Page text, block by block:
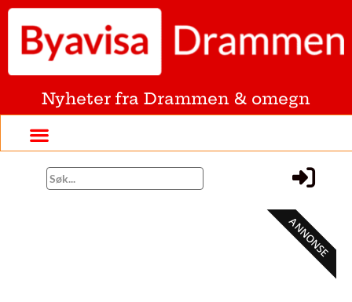
Nyheter fra Drammen & omegn
ANNONSE